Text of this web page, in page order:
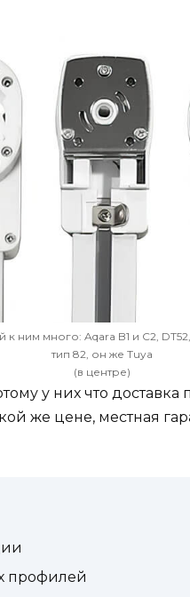
ним много: Aqara B1 и С2,
тип 82, он же Tuya
(в центре)
у них что доставка
же цене, местная
профилей